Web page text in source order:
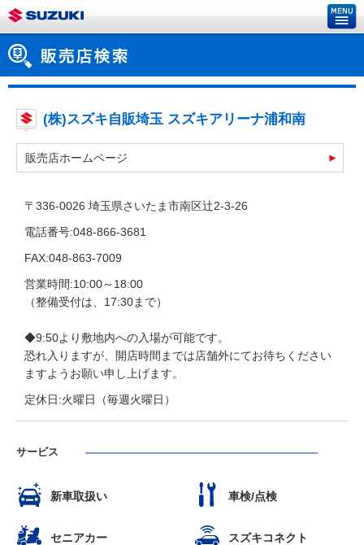
(株)スズキ自販埼玉 スズキアリーナ浦和南
販売店ホームページ
〒336-0026 埼玉県さいたま市南区辻2-3-26
電話番号:048-866-3681
FAX:048-863-7009
営業時間:10:00～18:00
（整備受付は、17:30まで）
◆9:50より敷地内への入場が可能です。
恐れ入りますが、開店時間までは店舗外にてお待ちください
ますようお願い申し上げます。
定休日:火曜日（毎週火曜日）
サービス
新車取扱い 車検/点検
セニアカー スズキコネクト